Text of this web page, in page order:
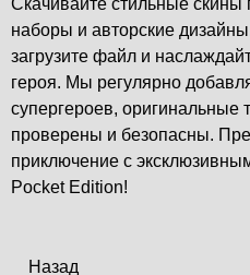
наборы и авторские
загрузите файл и
героя. Мы регулярно
супергероев, оригинальные
проверены и безопасны.
приключение с
Pocket Edition!
Назад